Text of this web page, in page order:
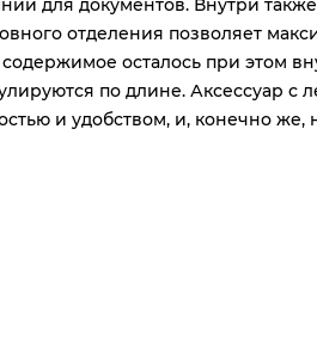
для документов. Внутри
отделения позволяет
содержимое осталось при этом
по длине. Аксессуар с
и удобством, и, конечно же,